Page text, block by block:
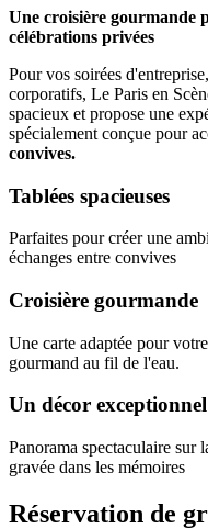
Une croisière gourmande
célébrations privées
Pour vos soirées
corporatifs, Le Paris en
spacieux et propose une
spécialement conçue pour
convives.
Tablées spacieuses
Parfaites pour créer une
échanges entre convives
Croisière gourmande
Une carte adaptée pour
gourmand au fil de l'eau.
Un décor exceptionnel
Panorama spectaculaire sur
gravée dans les mémoires
Réservation de